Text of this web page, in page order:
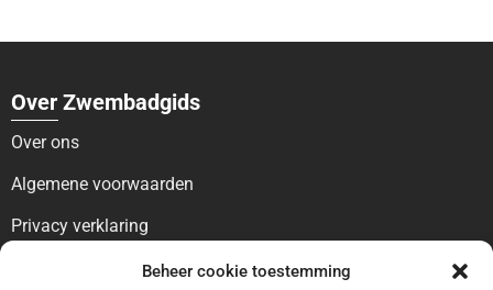
Beheer cookie toestemming
Over Zwembadgids
Over ons
Algemene voorwaarden
Privacy verklaring
Voor bezoekers